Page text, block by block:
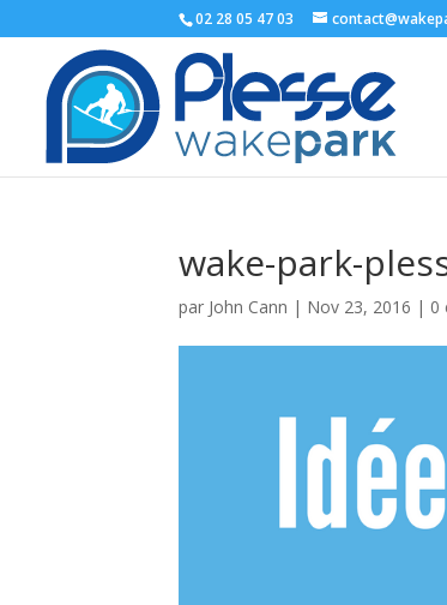
02 28 05 47 03
wake-park-
par John Cann | Nov 23, 2016 | 0